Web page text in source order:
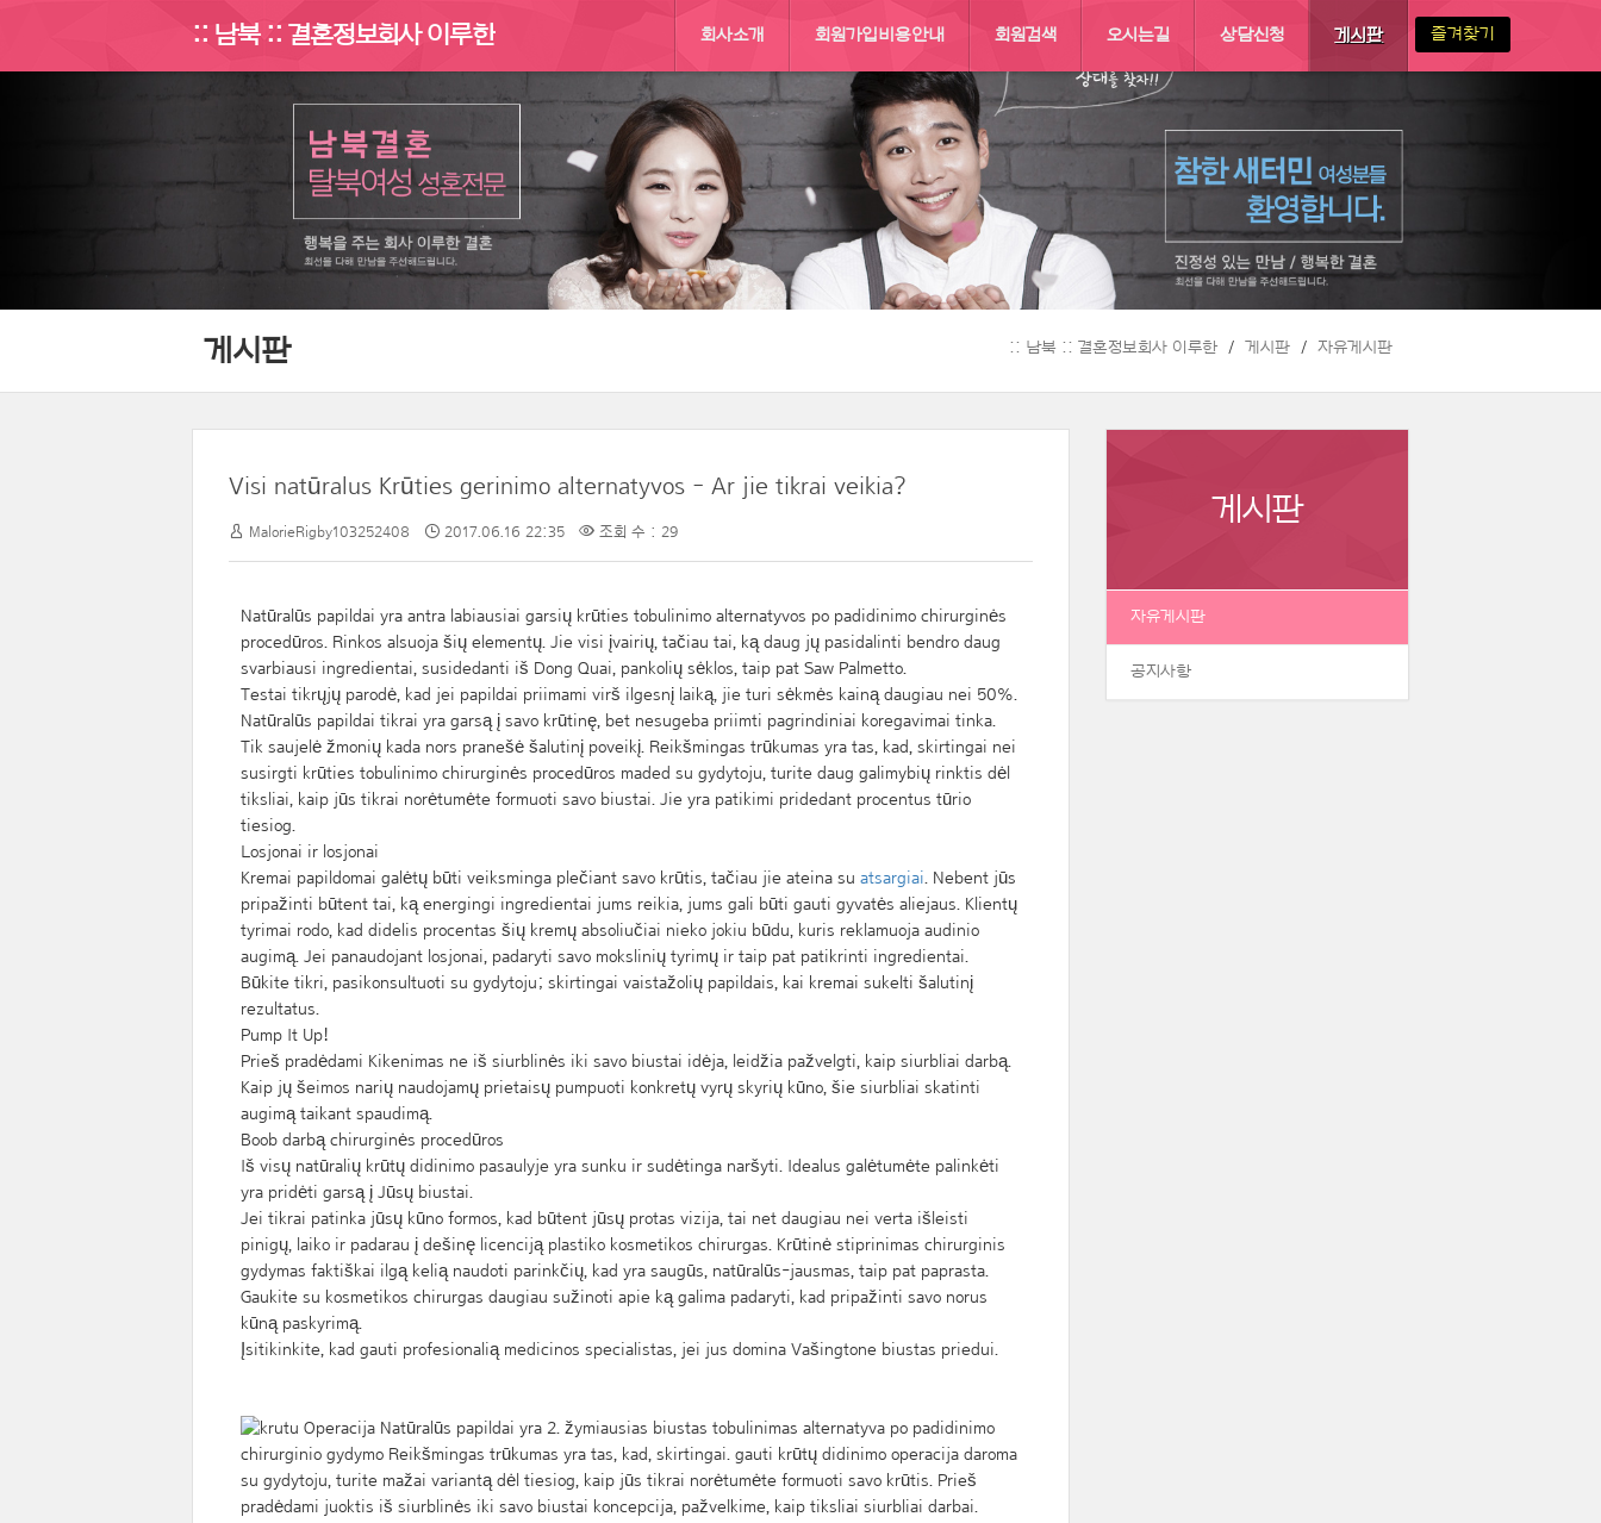
:: 남북 :: 결혼정보회사 이루한 회사소개 회원가입비용안내 회원검색 오시는길 상담신청 게시판 즐겨찾기
게시판 :: 남북 :: 결혼정보회사 이루한 게시판 자유게시판
게시판
자유게시판
공지사항
Visi natūralus Krūties gerinimo alternatyvos - Ar jie tikrai veikia?
MalorieRigby103252408 2017.06.16 22:35 조회 수 : 29
Natūralūs papildai yra antra labiausiai garsių krūties tobulinimo alternatyvos po padidinimo chirurginės
procedūros. Rinkos alsuoja šių elementų. Jie visi įvairių, tačiau tai, ką daug jų pasidalinti bendro daug
svarbiausi ingredientai, susidedanti iš Dong Quai, pankolių sėklos, taip pat Saw Palmetto.
Testai tikrųjų parodė, kad jei papildai priimami virš ilgesnį laiką, jie turi sėkmės kainą daugiau nei 50%.
Natūralūs papildai tikrai yra garsą į savo krūtinę, bet nesugeba priimti pagrindiniai koregavimai tinka.
Tik saujelė žmonių kada nors pranešė šalutinį poveikį. Reikšmingas trūkumas yra tas, kad, skirtingai nei
susirgti krūties tobulinimo chirurginės procedūros maded su gydytoju, turite daug galimybių rinktis dėl
tiksliai, kaip jūs tikrai norėtumėte formuoti savo biustai. Jie yra patikimi pridedant procentus tūrio
tiesiog.
Losjonai ir losjonai
Kremai papildomai galėtų būti veiksminga plečiant savo krūtis, tačiau jie ateina su atsargiai. Nebent jūs
pripažinti būtent tai, ką energingi ingredientai jums reikia, jums gali būti gauti gyvatės aliejaus. Klientų
tyrimai rodo, kad didelis procentas šių kremų absoliučiai nieko jokiu būdu, kuris reklamuoja audinio
augimą. Jei panaudojant losjonai, padaryti savo mokslinių tyrimų ir taip pat patikrinti ingredientai.
Būkite tikri, pasikonsultuoti su gydytoju; skirtingai vaistažolių papildais, kai kremai sukelti šalutinį
rezultatus.
Pump It Up!
Prieš pradėdami Kikenimas ne iš siurblinės iki savo biustai idėja, leidžia pažvelgti, kaip siurbliai darbą.
Kaip jų šeimos narių naudojamų prietaisų pumpuoti konkretų vyrų skyrių kūno, šie siurbliai skatinti
augimą taikant spaudimą.
Boob darbą chirurginės procedūros
Iš visų natūralių krūtų didinimo pasaulyje yra sunku ir sudėtinga naršyti. Idealus galėtumėte palinkėti
yra pridėti garsą į Jūsų biustai.
Jei tikrai patinka jūsų kūno formos, kad būtent jūsų protas vizija, tai net daugiau nei verta išleisti
pinigų, laiko ir padarau į dešinę licenciją plastiko kosmetikos chirurgas. Krūtinė stiprinimas chirurginis
gydymas faktiškai ilgą kelią naudoti parinkčių, kad yra saugūs, natūralūs-jausmas, taip pat paprasta.
Gaukite su kosmetikos chirurgas daugiau sužinoti apie ką galima padaryti, kad pripažinti savo norus
kūną paskyrimą.
Įsitikinkite, kad gauti profesionalią medicinos specialistas, jei jus domina Vašingtone biustas priedui.
Natūralūs papildai yra 2. žymiausias biustas tobulinimas alternatyva po padidinimo
chirurginio gydymo Reikšmingas trūkumas yra tas, kad, skirtingai. gauti krūtų didinimo operacija daroma
su gydytoju, turite mažai variantą dėl tiesiog, kaip jūs tikrai norėtumėte formuoti savo krūtis. Prieš
pradėdami juoktis iš siurblinės iki savo biustai koncepcija, pažvelkime, kaip tiksliai siurbliai darbai.